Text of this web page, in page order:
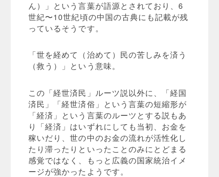
ん）」という言葉が語源とされており、6
世紀〜10世紀頃の中国の古典にも記載が残
っているそうです。
「世を経めて（治めて）民の苦しみを済う
（救う）」という意味。
この「経世済民」ルーツ説以外に、「経国
済民」「経世済俗」という言葉の短縮形が
「経済」という言葉のルーツとする説もあ
り「経済」はいずれにしても当初、お金を
稼いだり、世の中のお金の流れが活性化し
たり滞ったりといったことのみにとどまる
感覚ではなく、もっと広義の国家統治イメ
ージが強かったようです。